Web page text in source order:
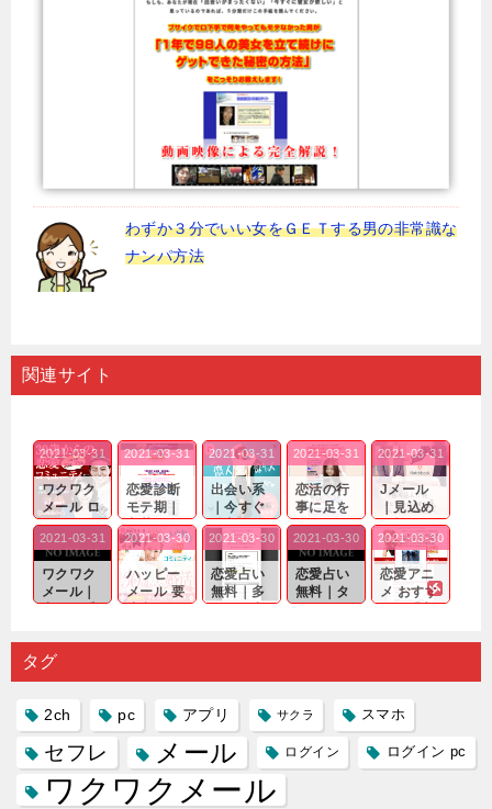
わずか３分でいい女をＧＥＴする男の非常識な
ナンパ方法
関連サイト
ワクワク
メール ロ
グイン pc
｜心の底
から真
剣...
2021-03-31
恋愛診断
モテ期｜
老若男女
問わ
ず…。
2021-03-31
出会い系
｜今すぐ
仲良くな
れる相手
探しをし
たいと...
2021-03-31
恋活の行
事に足を
運んでも
出会いの
チャンス
が訪れ...
2021-03-31
Jメール
｜見込め
る効果が
確実なも
のであっ
ても…...
2021-03-31
ワクワク
メール｜
出会い系
り会った
人に軽...
2021-03-31
ハッピー
メール 要
注意人物
するので
2021-03-30
恋愛占い
無料｜多
数ある出
プリの内
2021-03-30
恋愛占い
無料｜タ
ーゲット
る人に恋
2021-03-30
恋愛アニ
メ おすす
め｜「心
雑で素人
2021-03-30
タグ
2ch pc アプリ サクラ スマホ
セフレ メール ログイン ログイン pc
ワクワクメール